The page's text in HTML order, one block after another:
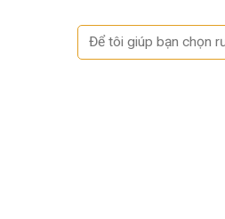
Tìm
kiếm: